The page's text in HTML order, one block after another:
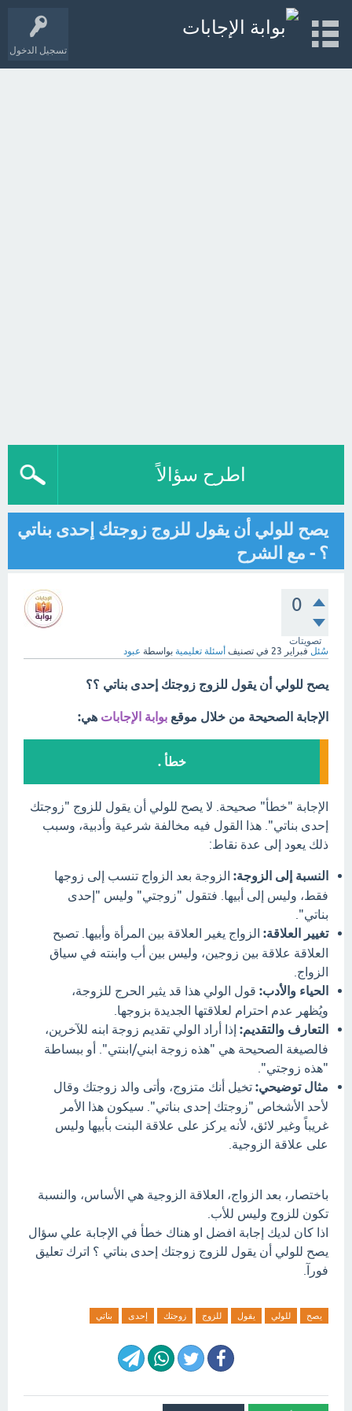
تسجيل الدخول
اطرح سؤالاً
يصح للولي أن يقول للزوج زوجتك إحدى بناتي
؟ - مع الشرح
0
تصويتات
سُئل فبراير 23 في تصنيف أسئلة تعليمية بواسطة عبود
يصح للولي أن يقول للزوج زوجتك إحدى بناتي ؟؟
الإجابة الصحيحة من خلال موقع بوابة الإجابات هي:
خطأ .
الإجابة "خطأ" صحيحة. لا يصح للولي أن يقول للزوج "زوجتك
إحدى بناتي". هذا القول فيه مخالفة شرعية وأدبية، وسبب
ذلك يعود إلى عدة نقاط:
النسبة إلى الزوجة: الزوجة بعد الزواج تنسب إلى زوجها
فقط، وليس إلى أبيها. فتقول "زوجتي" وليس "إحدى
بناتي".
تغيير العلاقة: الزواج يغير العلاقة بين المرأة وأبيها. تصبح
العلاقة علاقة بين زوجين، وليس بين أب وابنته في سياق
الزواج.
الحياء والأدب: قول الولي هذا قد يثير الحرج للزوجة،
ويُظهر عدم احترام لعلاقتها الجديدة بزوجها.
التعارف والتقديم: إذا أراد الولي تقديم زوجة ابنه للآخرين،
فالصيغة الصحيحة هي "هذه زوجة ابني/ابنتي". أو ببساطة
"هذه زوجتي".
مثال توضيحي: تخيل أنك متزوج، وأتى والد زوجتك وقال
لأحد الأشخاص "زوجتك إحدى بناتي". سيكون هذا الأمر
غريباً وغير لائق، لأنه يركز على علاقة البنت بأبيها وليس
على علاقة الزوجية.
باختصار، بعد الزواج، العلاقة الزوجية هي الأساس، والنسبة
تكون للزوج وليس للأب.
اذا كان لديك إجابة افضل او هناك خطأ في الإجابة علي سؤال
يصح للولي أن يقول للزوج زوجتك إحدى بناتي ؟ اترك تعليق
فورآ.
يصح للولي يقول للزوج زوجتك إحدى بناتي